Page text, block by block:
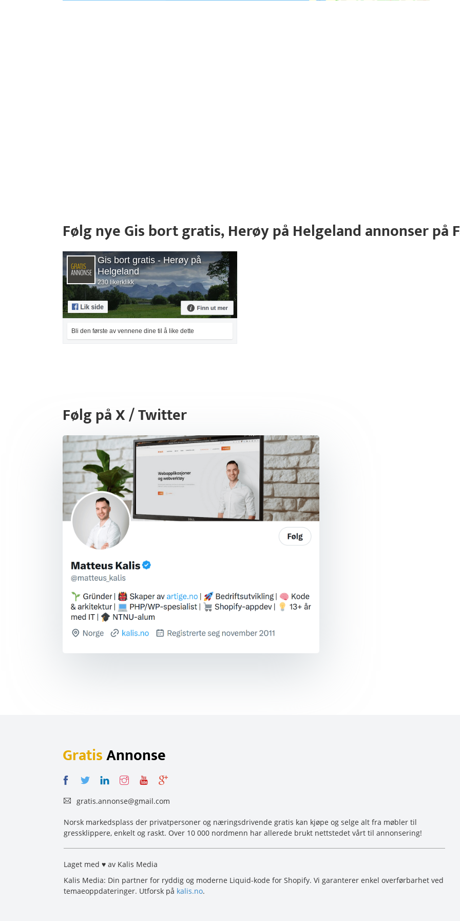
Følg nye Gis bort gratis, Herøy på Helgeland annonser på
Gis bort gratis - Herøy på
Helgeland
230 likerklikk
Bli den første av vennene dine til å like dette
Følg på X / Twitter
GratisAnnonse
gratis.annonse@gmail.com
Norsk markedsplass der privatpersoner og næringsdrivende gratis kan kjøpe og selge alt fra møbler til
gressklippere, enkelt og raskt. Over 10 000 nordmenn har allerede brukt nettstedet vårt til annonsering!
Laget med ♥ av Kalis Media
Kalis Media: Din partner for ryddig og moderne Liquid-kode for Shopify. Vi garanterer enkel overførbarhet ved
temaeoppdateringer. Utforsk på kalis.no.